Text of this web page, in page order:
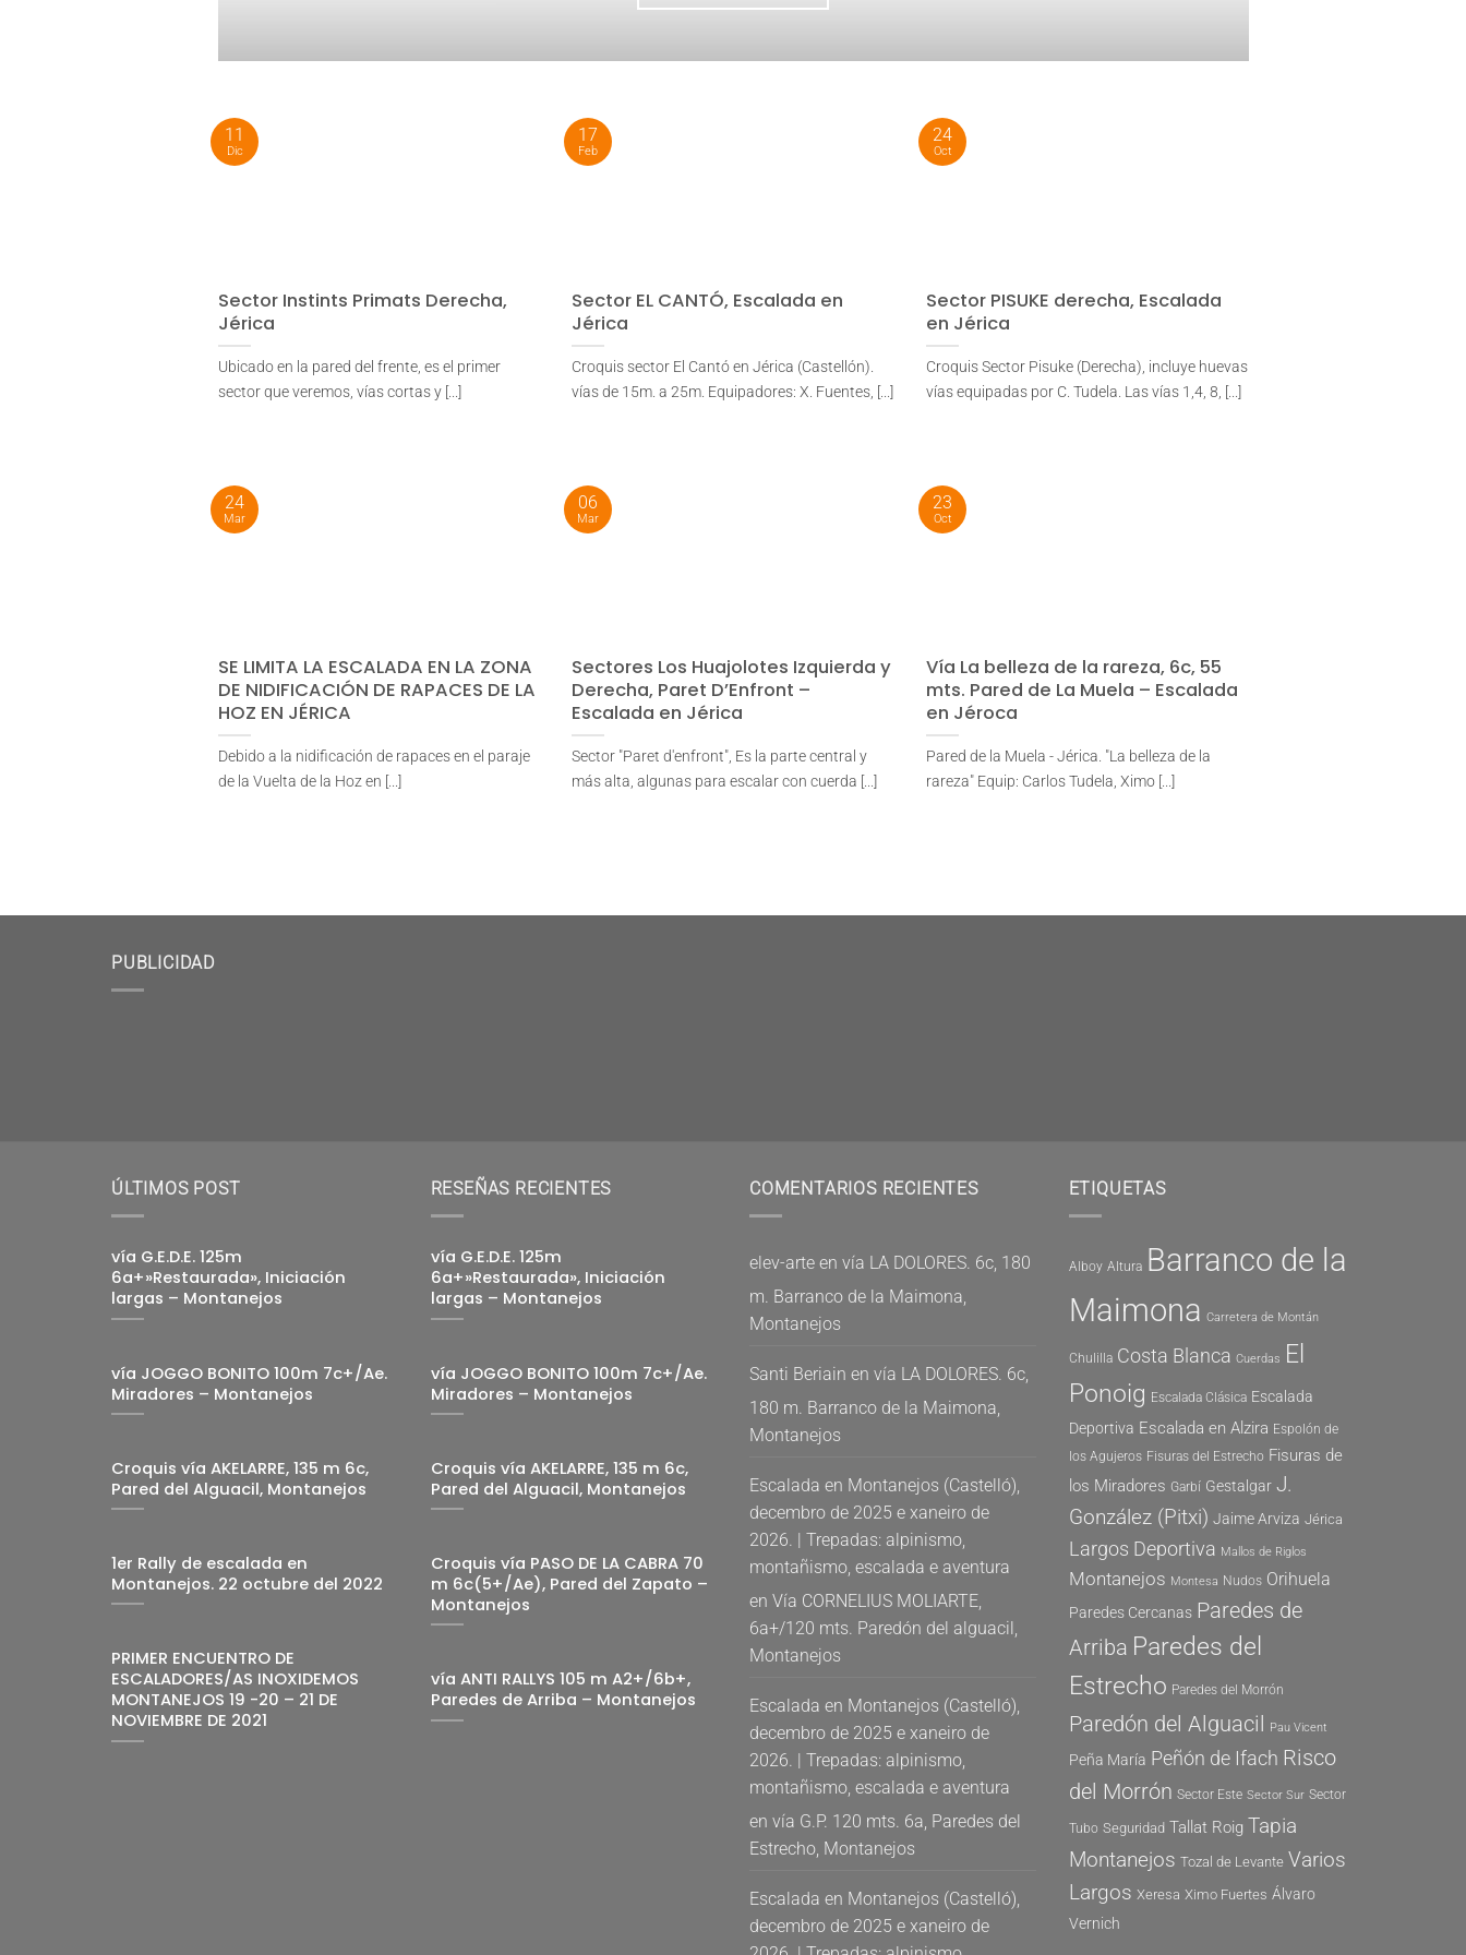
Sector Instints Primats Derecha,
Jérica
Ubicado en la pared del frente, es el primer
sector que veremos, vías cortas y [...]
11
Dic
Sector EL CANTÓ, Escalada en
Jérica
Croquis sector El Cantó en Jérica (Castellón).
vías de 15m. a 25m. Equipadores: X. Fuentes, [...]
17
Feb
Sector PISUKE derecha, Escalada
en Jérica
Croquis Sector Pisuke (Derecha), incluye huevas
vías equipadas por C. Tudela. Las vías 1,4, 8, [...]
24
Oct
SE LIMITA LA ESCALADA EN LA ZONA
DE NIDIFICACIÓN DE RAPACES DE LA
HOZ EN JÉRICA
Debido a la nidificación de rapaces en el paraje
de la Vuelta de la Hoz en [...]
24
Mar
Sectores Los Huajolotes Izquierda y
Derecha, Paret D’Enfront –
Escalada en Jérica
Sector "Paret d'enfront", Es la parte central y
más alta, algunas para escalar con cuerda [...]
06
Mar
Vía La belleza de la rareza, 6c, 55
mts. Pared de La Muela – Escalada
en Jéroca
Pared de la Muela - Jérica. "La belleza de la
rareza" Equip: Carlos Tudela, Ximo [...]
23
Oct
PUBLICIDAD
ÚLTIMOS POST
vía G.E.D.E. 125m
6a+»Restaurada», Iniciación
largas – Montanejos
vía JOGGO BONITO 100m 7c+/Ae.
Miradores – Montanejos
Croquis vía AKELARRE, 135 m 6c,
Pared del Alguacil, Montanejos
1er Rally de escalada en
Montanejos. 22 octubre del 2022
PRIMER ENCUENTRO DE
ESCALADORES/AS INOXIDEMOS
MONTANEJOS 19 -20 – 21 DE
NOVIEMBRE DE 2021
RESEÑAS RECIENTES
vía G.E.D.E. 125m
6a+»Restaurada», Iniciación
largas – Montanejos
vía JOGGO BONITO 100m 7c+/Ae.
Miradores – Montanejos
Croquis vía AKELARRE, 135 m 6c,
Pared del Alguacil, Montanejos
Croquis vía PASO DE LA CABRA 70
m 6c(5+/Ae), Pared del Zapato –
Montanejos
vía ANTI RALLYS 105 m A2+/6b+,
Paredes de Arriba – Montanejos
COMENTARIOS RECIENTES
elev-arte en vía LA DOLORES. 6c, 180
m. Barranco de la Maimona,
Montanejos
Santi Beriain en vía LA DOLORES. 6c,
180 m. Barranco de la Maimona,
Montanejos
Escalada en Montanejos (Castelló),
decembro de 2025 e xaneiro de
2026. | Trepadas: alpinismo,
montañismo, escalada e aventura
en Vía CORNELIUS MOLIARTE,
6a+/120 mts. Paredón del alguacil,
Montanejos
Escalada en Montanejos (Castelló),
decembro de 2025 e xaneiro de
2026. | Trepadas: alpinismo,
montañismo, escalada e aventura
en vía G.P. 120 mts. 6a, Paredes del
Estrecho, Montanejos
Escalada en Montanejos (Castelló),
decembro de 2025 e xaneiro de
ETIQUETAS
Alboy Altura Barranco de la
Maimona Carretera de Montán
Chulilla Costa Blanca Cuerdas El
Ponoig Escalada Clásica Escalada
Deportiva Escalada en Alzira Espolón de
los Agujeros Fisuras del Estrecho Fisuras de
los Miradores Garbí Gestalgar J.
González (Pitxi) Jaime Arviza Jérica
Largos Deportiva Mallos de Riglos
Montanejos Montesa Nudos Orihuela
Paredes Cercanas Paredes de
Arriba Paredes del
Estrecho Paredes del Morrón
Paredón del Alguacil Pau Vicent
Peña María Peñón de Ifach Risco
del Morrón Sector Este Sector Sur Sector
Tubo Seguridad Tallat Roig Tapia
Montanejos Tozal de Levante Varios
Largos Xeresa Ximo Fuertes Álvaro
Vernich